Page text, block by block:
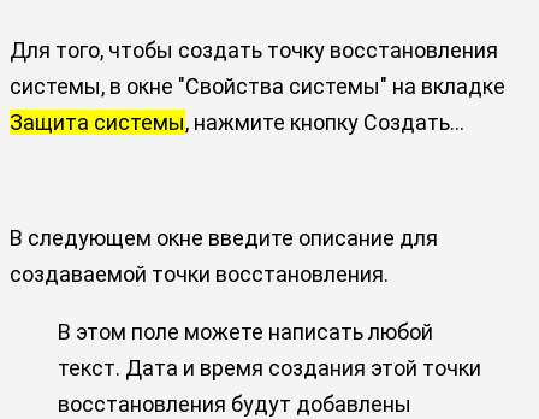
Для того, чтобы создать точку восстановления
системы, в окне "Свойства системы" на вкладке
Защита системы, нажмите кнопку Создать…
В следующем окне введите описание для
создаваемой точки восстановления.
В этом поле можете написать любой
текст. Дата и время создания этой точки
восстановления будут добавлены